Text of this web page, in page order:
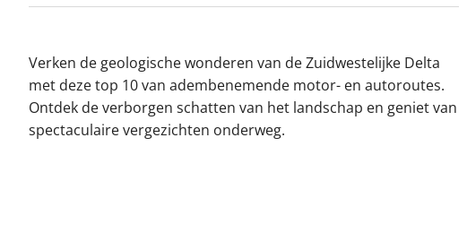
Verken de geologische wonderen van de Zuidwestelijke Delta
met deze top 10 van adembenemende motor- en autoroutes.
Ontdek de verborgen schatten van het landschap en geniet van
spectaculaire vergezichten onderweg.